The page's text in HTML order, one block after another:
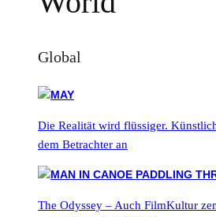
Global
Die Realität wird flüssiger.
dem Betrachter an
The Odyssey – Auch FilmKultur